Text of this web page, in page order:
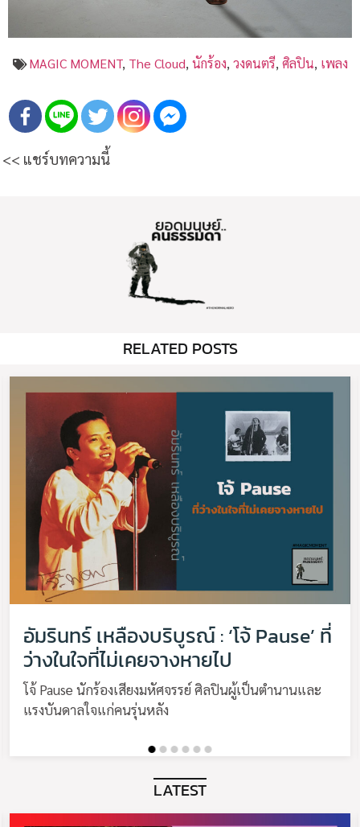
MAGIC MOMENT, The Cloud, นักร้อง, วงดนตรี, ศิลปิน, เพลง
<< แชร์บทความนี้
RELATED POSTS
อัมรินทร์ เหลืองบริบูรณ์ : ‘โจ้ Pause’ ที่
ว่างในใจที่ไม่เคยจางหายไป
โจ้ Pause นักร้องเสียงมหัศจรรย์ ศิลปินผู้เป็นตำนานและ
แรงบันดาลใจแก่คนรุ่นหลัง
LATEST